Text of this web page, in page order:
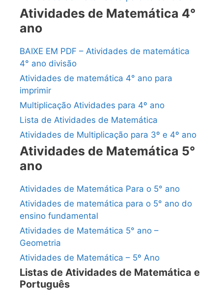
Atividades de Matemática 4°
ano
BAIXE EM PDF – Atividades de matemática
4° ano divisão
Atividades de matemática 4° ano para
imprimir
Multiplicação Atividades para 4º ano
Lista de Atividades de Matemática
Atividades de Multiplicação para 3º e 4º ano
Atividades de Matemática 5°
ano
Atividades de Matemática Para o 5° ano
Atividades de matemática para o 5° ano do
ensino fundamental
Atividades de Matemática 5° ano –
Geometria
Atividades de Matemática – 5º Ano
Listas de Atividades de Matemática e
Português